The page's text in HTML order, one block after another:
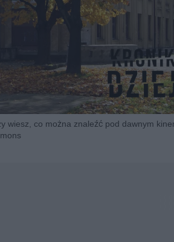
co można znaleźć pod dawnym